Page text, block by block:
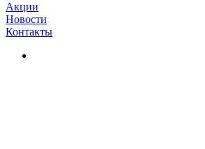
Акции
Новости
Контакты